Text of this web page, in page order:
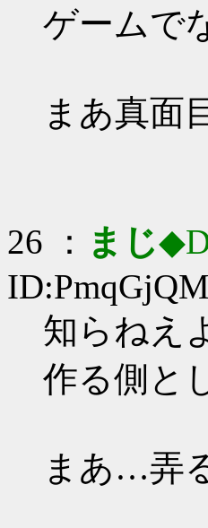
ゲームで
まあ真面
26 ： まじ
知らねえ
作る側と
まあ…弄